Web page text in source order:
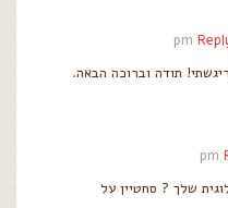
תודה וברוכה הבאה.
שלך ? סחטיין על